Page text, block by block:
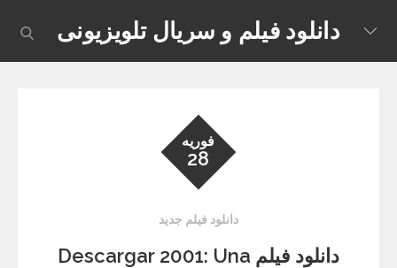
content
دانلود فیلم و سریال تلویزیونی
فوریه
28
دانلود فیلم جدید
دانلود فیلم Descargar 2001: Una